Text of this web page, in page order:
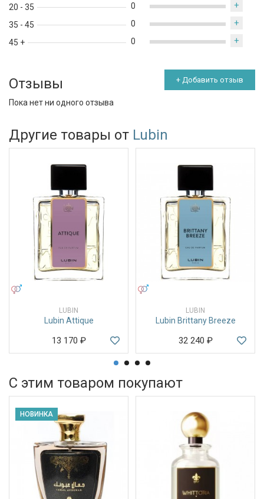
20 - 35
35 - 45
45 +
0 +
0 +
0 +
Отзывы + Добавить отзыв
Пока нет ни одного отзыва
Другие товары от Lubin
LUBIN
Lubin Attique
13 170 ₽
LUBIN
Lubin Brittany Breeze
32 240 ₽
С этим товаром покупают
НОВИНКА